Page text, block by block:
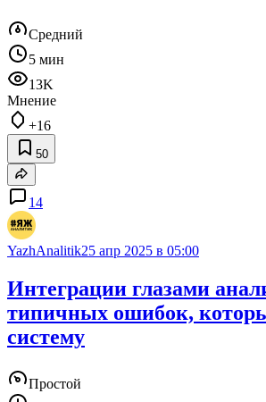
Средний
5 мин
13K
Мнение
+16
50
14
YazhAnalitik25 апр 2025 в 05:00
Интеграции глазами
типичных ошибок,
систему
Простой